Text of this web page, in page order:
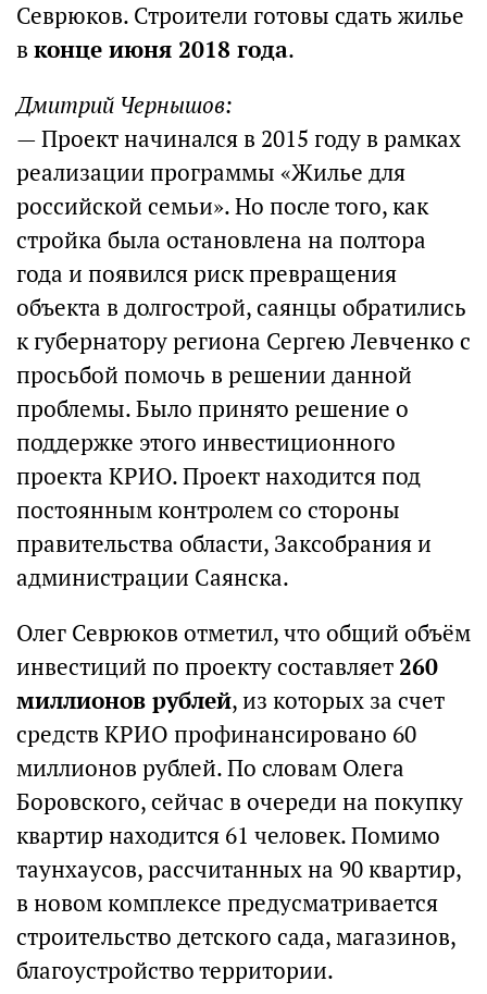
Севрюков. Строители готовы сдать жилье
в конце июня 2018 года.
Дмитрий Чернышов:
— Проект начинался в 2015 году в рамках
реализации программы «Жилье для
российской семьи». Но после того, как
стройка была остановлена на полтора
года и появился риск превращения
объекта в долгострой, саянцы обратились
к губернатору региона Сергею Левченко с
просьбой помочь в решении данной
проблемы. Было принято решение о
поддержке этого инвестиционного
проекта КРИО. Проект находится под
постоянным контролем со стороны
правительства области, Заксобрания и
администрации Саянска.
Олег Севрюков отметил, что общий объём
инвестиций по проекту составляет260
миллионов рублей, из которых за счет
средств КРИО профинансировано 60
миллионов рублей. По словам Олега
Боровского, сейчас в очереди на покупку
квартир находится 61 человек. Помимо
таунхаусов, рассчитанных на 90 квартир,
в новом комплексе предусматривается
строительство детского сада, магазинов,
благоустройство территории.